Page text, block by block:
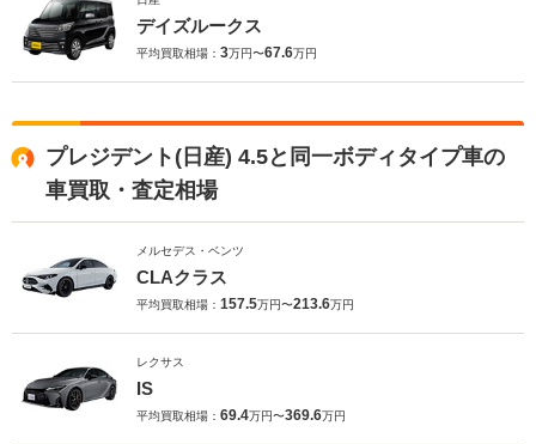
デイズルークス
平均買取相場： 3万円〜67.6万円
プレジデント(日産) 4.5と同一ボディタイプ車の
車買取・査定相場
メルセデス・ベンツ
CLAクラス
平均買取相場： 157.5万円〜213.6万円
レクサス
IS
平均買取相場： 69.4万円〜369.6万円